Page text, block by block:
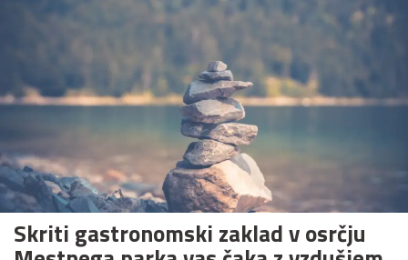
Skriti gastronomski zaklad v osrčju